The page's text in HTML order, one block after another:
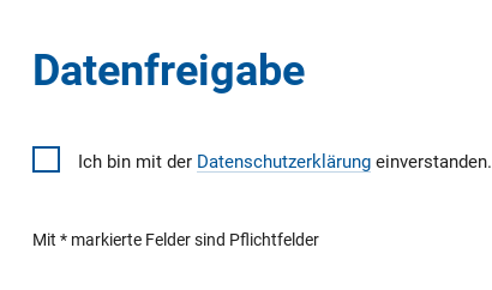
Datenfreigabe
Ich bin mit der Datenschutzerklärungeinverstanden.
Mit * markierte Felder sind Pflichtfelder